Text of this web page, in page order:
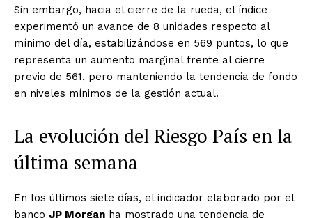
Sin embargo, hacia el cierre de la rueda, el índice
experimentó un avance de 8 unidades respecto al
mínimo del día, estabilizándose en 569 puntos, lo que
representa un aumento marginal frente al cierre
previo de 561, pero manteniendo la tendencia de fondo
en niveles mínimos de la gestión actual.
La evolución del Riesgo País en la
última semana
En los últimos siete días, el indicador elaborado por el
banco JP Morgan ha mostrado una tendencia de